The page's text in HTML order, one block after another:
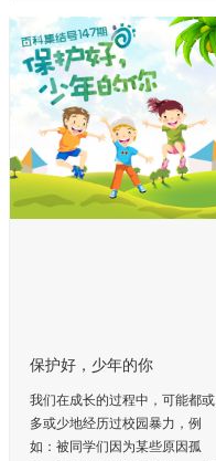
保护好，少年的你
我们在成长的过程中，可能都或
多或少地经历过校园暴力，例
如：被同学们因为某些原因孤